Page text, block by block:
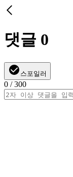
댓글 0
스포일러
0 / 300